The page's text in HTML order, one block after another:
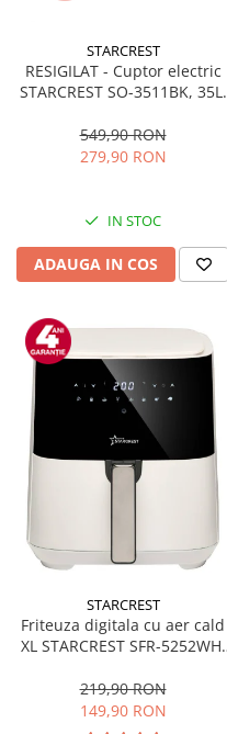
STARCREST
RESIGILAT - Cuptor electric
STARCREST SO-3511BK, 35L,
Programe predefinite,
Interfata digitala, Negru
549,90 RON
279,90 RON
IN STOC
ADAUGA IN COS
STARCREST
Friteuza digitala cu aer cald
XL STARCREST SFR-5252WH,
200 °C, 8 programe
predefinite, Alb
219,90 RON
149,90 RON